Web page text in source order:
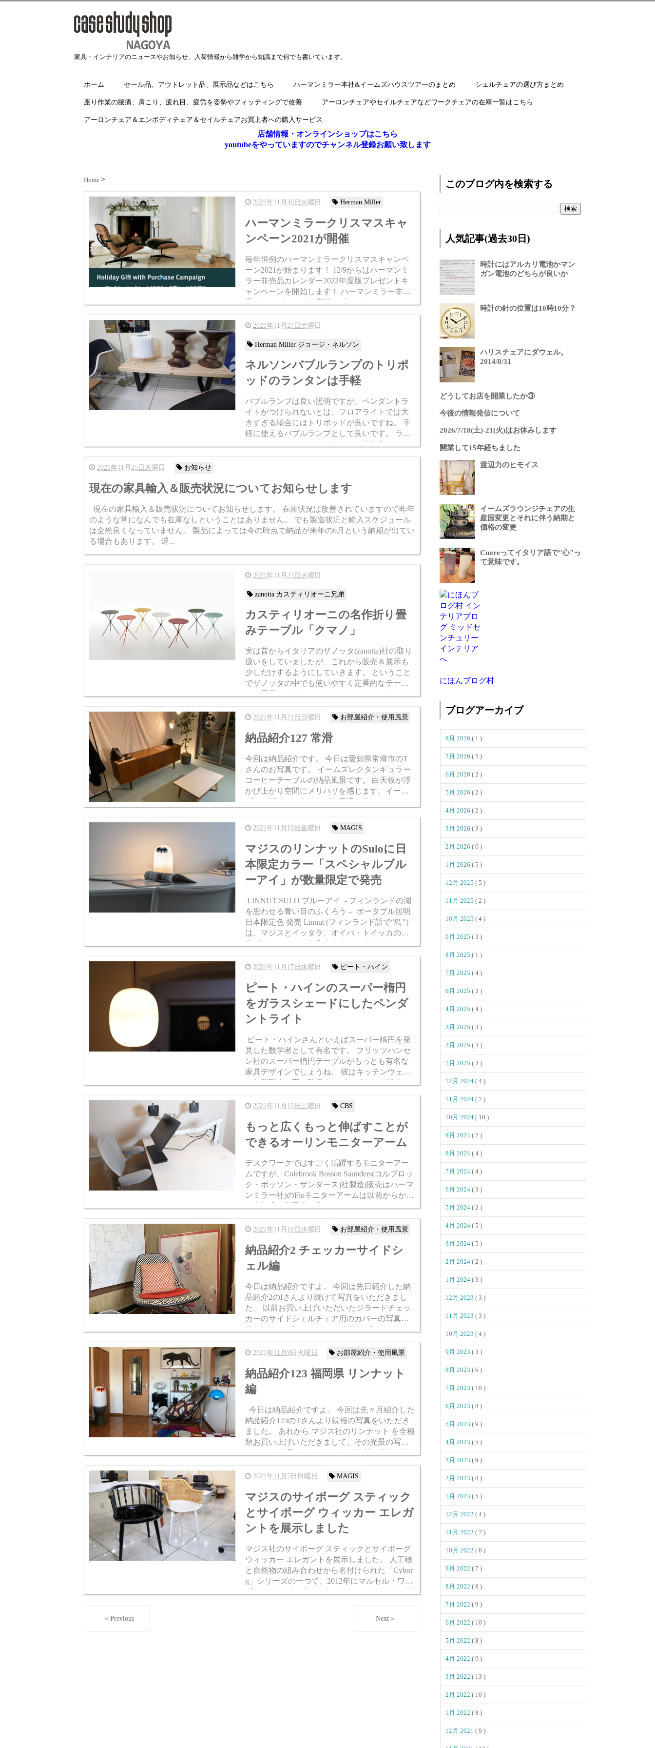
家具・インテリアのニュースやお知らせ、入荷情報から雑学から知識まで何でも書いています。
ホーム セール品、アウトレット品、展示品などはこちら ハーマンミラー本社&イームズハウスツアーのまとめ シェルチェアの選び方まとめ
座り作業の腰痛、肩こり、疲れ目、疲労を姿勢やフィッティングで改善 アーロンチェアやセイルチェアなどワークチェアの在庫一覧はこちら
アーロンチェア＆エンボディチェア＆セイルチェアお買上者への購入サービス
店舗情報・オンラインショップはこちら
youtubeをやっていますのでチャンネル登録お願い致します
Home
2021年11月30日火曜日 Herman Miller
ハーマンミラークリスマスキャ
ンペーン2021が開催
毎年恒例のハーマンミラークリスマスキャンペ
ーン2021が始まります！ 12/9からはハーマンミ
ラー非売品カレンダー2022年度版プレゼントキ
ャンペーンを開始します！ ハーマンミラー非売
品カレンダー2022年度版のプレゼントについて
はこちらをクリックしてご覧ください。￥5,500
以...2021年11月27日土曜日
Herman Miller ジョージ・ネルソン
ネルソンバブルランプのトリポ
ッドのランタンは手軽
バブルランプは良い照明ですが、ペンダントラ
イトがつけられないとは、フロアライトでは大
きすぎる場合にはトリポッドが良いですね。 手
軽に使えるバブルランプとして良いです。 ラン
タンはエッジがトゲトゲしていて格好良いです
が、基本はランタン型の温かみのあるオールド
2021年11月25日木曜日 お知らせ
現在の家具輸入＆販売状況についてお知らせします
現在の家具輸入＆販売状況についてお知らせします。 在庫状況は改善されていますので昨年
のような常になんでも在庫なしということはありません。 でも製造状況と輸入スケジュール
は全然良くなっていません。 製品によっては今の時点で納品が来年の6月という納期が出てい
る場合もあります。 遅...
2021年11月23日火曜日
zanotta カスティリオーニ兄弟
カスティリオーニの名作折り畳
みテーブル「クマノ」
実は昔からイタリアのザノッタ(zanotta)社の取り
扱いをしていましたが、これから販売＆展示も
少しだけするようにしていきます。 ということ
でザノッタの中でも使いやすく定番的なテーブ
ルを展示しました。 アキッレ・カスティリオー
ニさんが1978年にデザインをした「クマノ(Cum
a...2021年11月21日日曜日 お部屋紹介・使用風景
納品紹介127 常滑
今回は納品紹介です。 今日は愛知県常滑市のT
さんのお写真です。 イームズレクタンギュラー
コーヒーテーブルの納品風景です。 白天板が浮
かび上がり空間にメリハリを感じます。イーム
ズのデザインでありながら普通に使いやすいコ
ャビネットがあります...
2021年11月19日金曜日 MAGIS
マジスのリンナットのSuloに日
本限定カラー「スペシャルブル
ーアイ」が数量限定で発売
LINNUT SULO ブルーアイ - フィンランドの湖
を思わせる青い目のふくろう – ポータブル照明
日本限定色 発売 Linnut (フィンランド語で“鳥”）
は、マジスとイッタラ、オイバ・トイッカのコ
ラボレーションから生まれたコレクションで
す。 フィンランドの偉大なガ...
2021年11月17日水曜日 ピート・ハイン
ピート・ハインのスーパー楕円
をガラスシェードにしたペンダ
ントライト
ピート・ハインさんといえばスーパー楕円を発
見した数学者として有名です。 フリッツハンセ
ン社のスーパー楕円テーブルがもっとも有名な
家具デザインでしょうね。 彼はキッチンウェア
から照明まで実は数多くのプロダクトデザイン
をしています。 そんなピート・ハインさんのス
ーパーエッグというペ...
2021年11月13日土曜日 CBS
もっと広くもっと伸ばすことが
できるオーリンモニターアーム
デスクワークではすごく活躍するモニターアー
ムですが、Colebrook Bosson Saunders(コルブロッ
ク・ボッソン・サンダース)社製造(販売はハーマ
ンミラー社)のFloモニターアームは以前からかな
り人気度も満足度も高いです。 >>フローモニタ
ーアーム商品販...
2021年11月10日水曜日 お部屋紹介・使用風景
納品紹介2 チェッカーサイドシ
ェル編
今日は納品紹介ですよ。 今回は先日紹介した納
品紹介2のIさんより続けて写真をいただきまし
た。 以前お買い上げいただいたジラードチェッ
カーのサイドシェルチェア用のカバーの写真で
す。 イームズシェルチェア自体はヴィンテージ
品で、その座り心地をアップさせるためにカバ
ーを購入いただき、さ...
2021年11月9日火曜日 お部屋紹介・使用風景
納品紹介123 福岡県 リンナット
編
今日は納品紹介ですよ。 今回は先々月紹介した
納品紹介123のTさんより続報の写真をいただき
ました。 あれから マジス社のリンナット を全種
類お買い上げいただきまして、その光景の写真
です。 よく見るとリンナットが各地に散らばっ
ていますよね？ 夜になれば全部点灯させること
で楽しい...
2021年11月7日日曜日 MAGIS
マジスのサイボーグ スティック
とサイボーグ ウィッカー エレガ
ントを展示しました
マジス社のサイボーグ スティックとサイボーグ
ウィッカー エレガントを展示しました。 人工物
と自然物の組み合わせから名付けられた「Cybor
g」シリーズの一つで、2012年にマルセル・ワン
ダースさんがデザインをしました。 サイボーグ
＜Previous Next＞
このブログ内を検索する
人気記事(過去30日)
時計にはアルカリ電池かマン
ガン電池のどちらが良いか
時計の針の位置は10時10分？
ハリスチェアにダウェル。
2014/8/31
どうしてお店を開業したか③
今後の情報発信について
2026/7/18(土)-21(火)はお休みします
開業して15年経ちました
渡辺力のヒモイス
イームズラウンジチェアの生
産国変更とそれに伴う納期と
価格の変更
Cuoreってイタリア語で"心"っ
て意味です。
にほんブログ村
ブログアーカイブ
8月 2026 ( 1 )
7月 2026 ( 5 )
6月 2026 ( 2 )
5月 2026 ( 2 )
4月 2026 ( 2 )
3月 2026 ( 3 )
2月 2026 ( 6 )
1月 2026 ( 5 )
12月 2025 ( 5 )
11月 2025 ( 2 )
10月 2025 ( 4 )
9月 2025 ( 3 )
8月 2025 ( 1 )
7月 2025 ( 4 )
6月 2025 ( 3 )
4月 2025 ( 4 )
3月 2025 ( 3 )
2月 2025 ( 3 )
1月 2025 ( 3 )
12月 2024 ( 4 )
11月 2024 ( 7 )
10月 2024 ( 10 )
9月 2024 ( 2 )
8月 2024 ( 4 )
7月 2024 ( 4 )
6月 2024 ( 3 )
5月 2024 ( 2 )
4月 2024 ( 5 )
3月 2024 ( 5 )
2月 2024 ( 2 )
1月 2024 ( 3 )
12月 2023 ( 3 )
11月 2023 ( 3 )
10月 2023 ( 4 )
9月 2023 ( 3 )
8月 2023 ( 6 )
7月 2023 ( 10 )
6月 2023 ( 8 )
5月 2023 ( 9 )
4月 2023 ( 5 )
3月 2023 ( 9 )
2月 2023 ( 8 )
1月 2023 ( 5 )
12月 2022 ( 4 )
11月 2022 ( 7 )
10月 2022 ( 6 )
9月 2022 ( 7 )
8月 2022 ( 8 )
7月 2022 ( 9 )
6月 2022 ( 10 )
5月 2022 ( 8 )
4月 2022 ( 9 )
3月 2022 ( 13 )
2月 2022 ( 10 )
1月 2022 ( 8 )
12月 2021 ( 9 )